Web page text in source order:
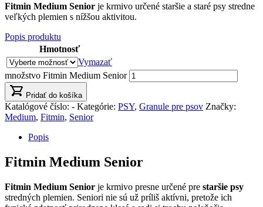
Fitmin Medium Senior je krmivo určené staršie a staré psy stredne
veľkých plemien s nížšou aktivitou.
Popis produktu
Hmotnosť
Vymazať
množstvo Fitmin Medium Senior
Pridať do košíka
Katalógové číslo: - Kategórie: PSY, Granule pre psov Značky:
Medium, Fitmin, Senior
Popis
Fitmin Medium Senior
Fitmin Medium Senior je krmivo presne určené pre staršie psy
stredných plemien. Seniori nie sú už príliš aktívni, pretože ich